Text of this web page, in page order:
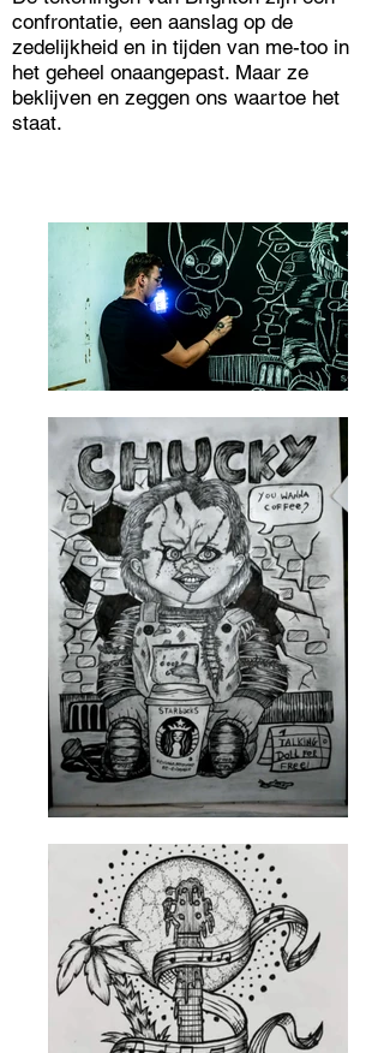
confrontatie, een aanslag op de
zedelijkheid en in tijden van me-too in
het geheel onaangepast. Maar ze
beklijven en zeggen ons waartoe het
staat.